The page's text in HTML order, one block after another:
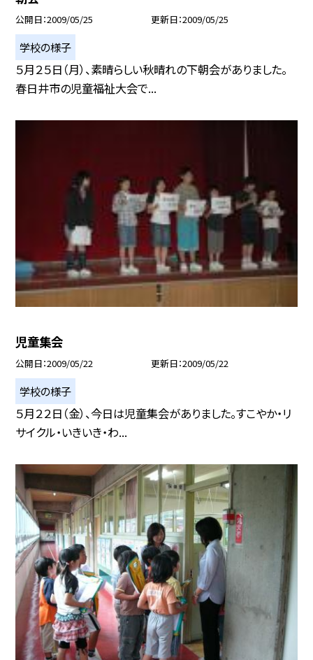
公開日 2009/05/25 更新日 2009/05/25
学校の様子
５月２５日（月）、素晴らしい秋晴れの下朝会がありました。
春日井市の児童福祉大会で...
児童集会
公開日 2009/05/22 更新日 2009/05/22
学校の様子
５月２２日（金）、今日は児童集会がありました。すこやか・リ
サイクル・いきいき・わ...